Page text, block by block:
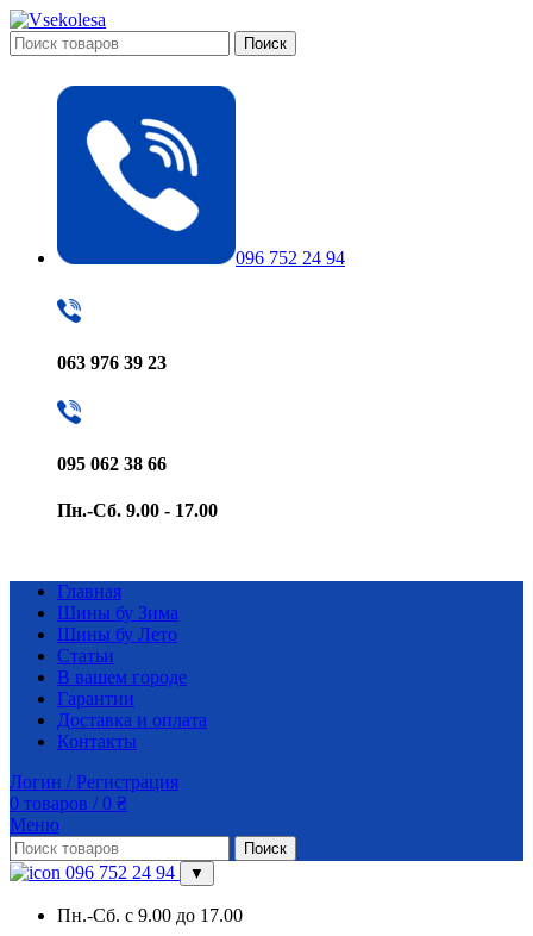
Поиск
096 752 24 94
063 976 39 23
095 062 38 66
Пн.-Сб. 9.00 - 17.00
Главная
Шины бу Зима
Шины бу Лето
Статьи
В вашем городе
Гарантии
Доставка и оплата
Контакты
Логин / Регистрация
0 товаров / 0 ₴
Меню
Поиск
096 752 24 94 ▼
Пн.-Сб. с 9.00 до 17.00